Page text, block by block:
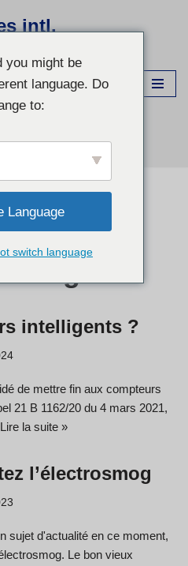
intl.
phyto- &
- fallbezogene
Beratung
intelligents ?
de mettre fin aux compteurs
21 B 1162/20 du 4 mars 2021,
Lire la suite »
l’électrosmog
sujet d'actualité en ce moment,
Le bon vieux
you might be
language. Do
to:
Language
switch language